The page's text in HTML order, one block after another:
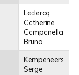
Leclercq
Catherine
Campanella
Bruno
Kempeneers
Serge